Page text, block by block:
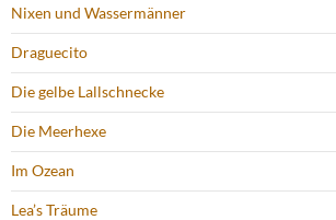
Nixen und Wassermänner
Draguecito
Die gelbe Lallschnecke
Die Meerhexe
Im Ozean
Lea’s Träume